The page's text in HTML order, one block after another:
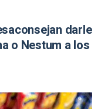
darle
o Nestum a los